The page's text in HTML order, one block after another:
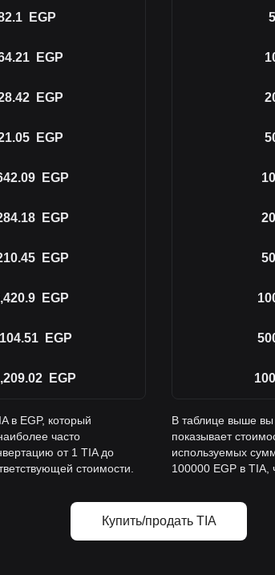
EGP
EGP
EGP
EGP
EGP
EGP
EGP
EGP
EGP
EGP
в EGP, который
часто
от 1 TIA до
стоимости.
В таблице выше вы
показывает
используемых
100000 EGP в TIA,
Купить/продать TIA